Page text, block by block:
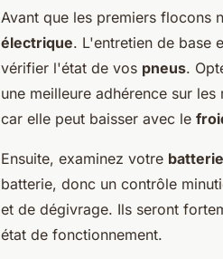
Avant que les premiers flocons
électrique. L'entretien de base
vérifier l'état de vos pneus.
une meilleure adhérence sur
car elle peut baisser avec le
Ensuite, examinez votre batterie
batterie, donc un contrôle
et de dégivrage. Ils seront
état de fonctionnement.